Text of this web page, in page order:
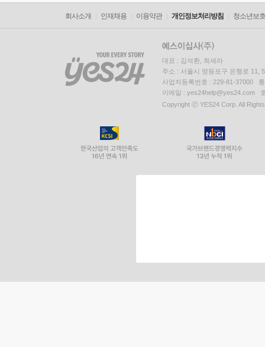
회사소개 인재채용 이용약관 개인정보처리방침 청소년보
대표 : 김석환, 최세라
주소 : 서울시 영등포구 은행로 11,
사업자등록번호 : 229-81-37000
이메일 : yes24help@yes24.com
Copyright ⓒ YES24 Corp. All